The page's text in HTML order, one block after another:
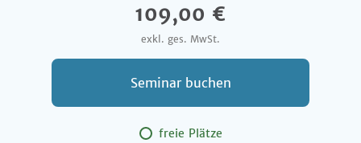
109,00 €
exkl. ges. MwSt.
Seminar buchen
freie Plätze